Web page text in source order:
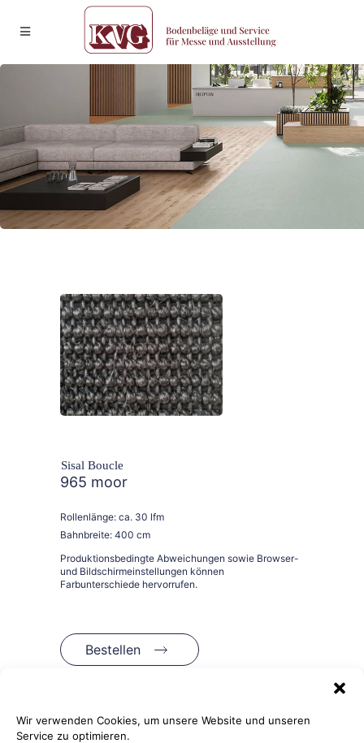
Wir verwenden Cookies, um unsere Website und unseren
Service zu optimieren.
965 moor
Rollenlänge: ca. 30 lfm
Bahnbreite: 400 cm
Bestellen
Sisal Boucle